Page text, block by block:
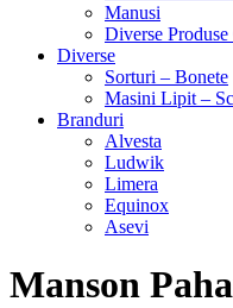
Manusi
Diverse
Diverse
Sorturi – Bonete
Masini Lipit –
Branduri
Alvesta
Ludwik
Limera
Equinox
Asevi
Manson